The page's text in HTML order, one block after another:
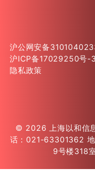
沪公网安备
沪ICP备17029250号-3
隐私政策
© 2026上海以和信
话：021-63301362
9号楼318